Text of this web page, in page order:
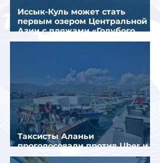
Иссык-Куль может стать
первым озером Центральной
Азии с пляжами «Голубого
флага»
Таксисты Аланьи
проголосовали против Uber и
Yandex Go